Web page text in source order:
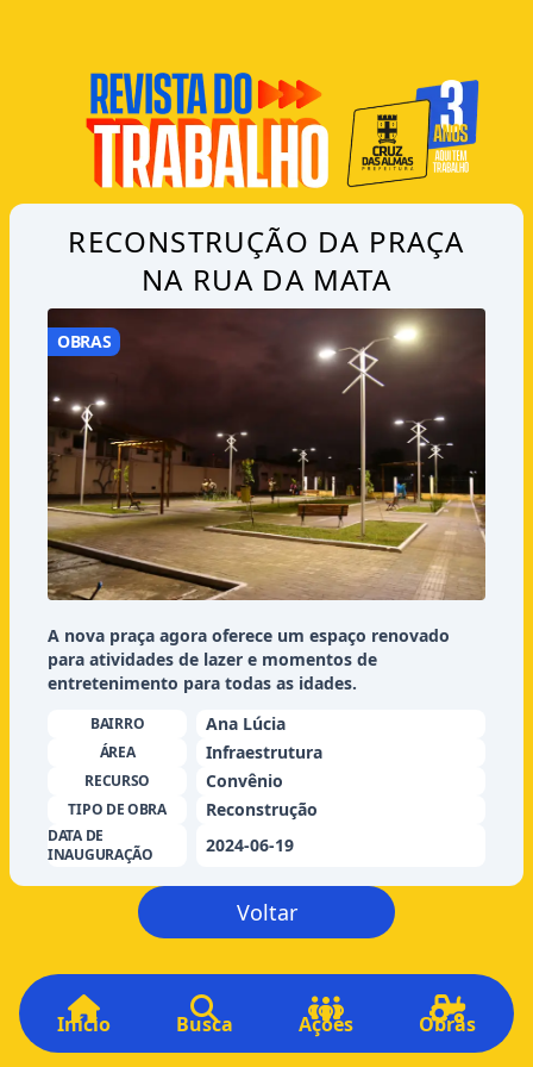
RECONSTRUÇÃO DA PRAÇA
NA RUA DA MATA
OBRAS
A nova praça agora oferece um espaço renovado
para atividades de lazer e momentos de
entretenimento para todas as idades.
BAIRRO Ana Lúcia
ÁREA Infraestrutura
RECURSO Convênio
TIPO DE OBRA Reconstrução
DATA DE
INAUGURAÇÃO
2024-06-19
Voltar
Início Busca Ações Obras